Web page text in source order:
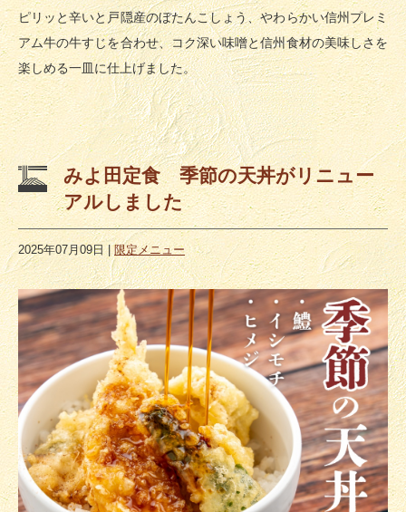
ピリッと辛いと戸隠産のぼたんこしょう、やわらかい信州プレミ
アム牛の牛すじを合わせ、コク深い味噌と信州食材の美味しさを
楽しめる一皿に仕上げました。
みよ田定食 季節の天丼がリニュー
アルしました
2025年07月09日|限定メニュー